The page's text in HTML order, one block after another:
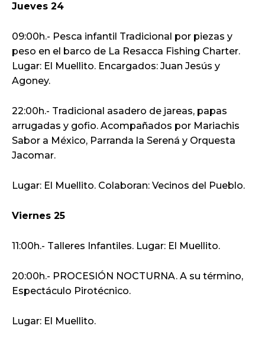
Jueves 24
09:00h.- Pesca infantil Tradicional por piezas y
peso en el barco de La Resacca Fishing Charter.
Lugar: El Muellito. Encargados: Juan Jesús y
Agoney.
22:00h.- Tradicional asadero de jareas, papas
arrugadas y gofio. Acompañados por Mariachis
Sabor a México, Parranda la Serená y Orquesta
Jacomar.
Lugar: El Muellito. Colaboran: Vecinos del Pueblo.
Viernes 25
11:00h.- Talleres Infantiles. Lugar: El Muellito.
20:00h.- PROCESIÓN NOCTURNA. A su término,
Espectáculo Pirotécnico.
Lugar: El Muellito.